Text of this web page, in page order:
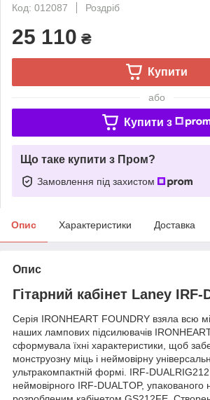
Код: 012087
Роздріб
25 110 ₴
Купити
або
Купити з
Що таке купити з Пром?
Замовлення під захистом
Опис Характеристики Доставка
Опис
Гітарний кабінет Laney IRF-
Серія IRONHEART FOUNDRY взяла всю
наших лампових підсилювачів
сформувала їхні характеристики, щоб
монструозну міць і неймовірну
ультракомпактній формі. IRF-
неймовірного IRF-DUALTOP, упакованого